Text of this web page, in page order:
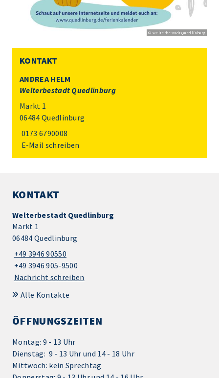
© Welterbestadt Quedlinburg
KONTAKT
ANDREA HELM
Welterbestadt Quedlinburg
Markt 1
06484 Quedlinburg
0173 6790008
E-Mail schreiben
KONTAKT
Welterbestadt Quedlinburg
Markt 1
06484 Quedlinburg
+49 3946 90550
+49 3946 905-9500
Nachricht schreiben
Alle Kontakte
ÖFFNUNGSZEITEN
Montag: 9 - 13 Uhr
Dienstag: 9 - 13 Uhr und 14 - 18 Uhr
Mittwoch: kein Sprechtag